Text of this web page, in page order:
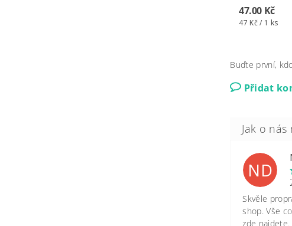
47.00 Kč
47 Kč / 1 ks
Buďte první,
Přidat
ND
Skvěle
shop. Vše
zde najdete.